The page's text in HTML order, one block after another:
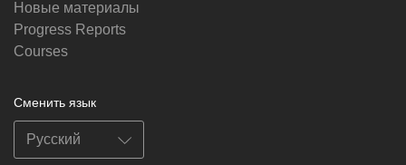
Новые материалы
Progress Reports
Courses
Сменить язык